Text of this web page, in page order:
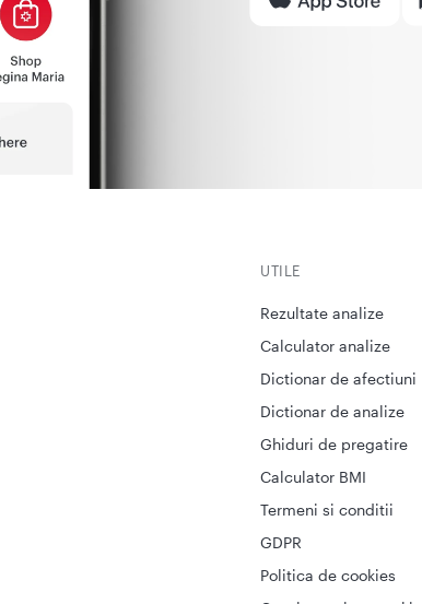
UTILE
Rezultate analize
Calculator analize
Dictionar de afectiuni
Dictionar de analize
Ghiduri de pregatire
Calculator BMI
Termeni si conditii
GDPR
Politica de cookies